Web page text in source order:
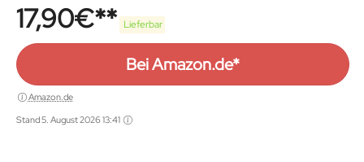
17,90€ Lieferbar
Bei Amazon.de*
Amazon.de
Stand 5. August 2026 13:41